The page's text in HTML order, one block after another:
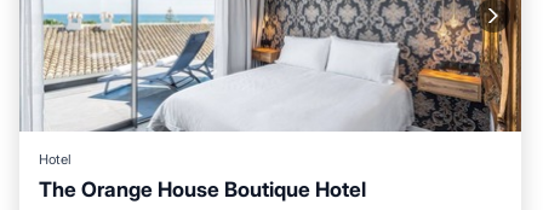
Hotel
The Orange House Boutique Hotel